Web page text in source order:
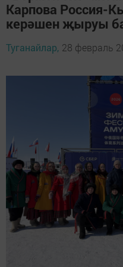
Карпова Россия-
керәшен җыруы
Туганайлар, 28 февраль